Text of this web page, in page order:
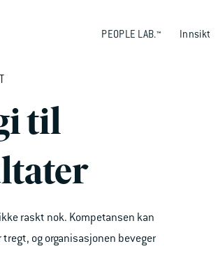
PEOPLE LAB.™ Innsikt
til
raskt nok. Kompetansen kan
og organisasjonen beveger